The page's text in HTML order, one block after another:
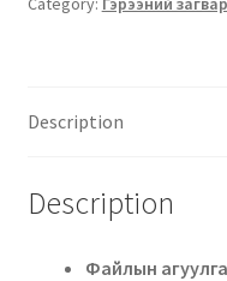
Description
Description